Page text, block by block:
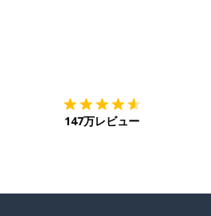
147万レビュー